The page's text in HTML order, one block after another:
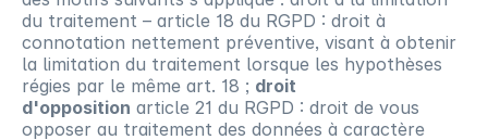
du traitement – article 18 du RGPD : droit à
connotation nettement préventive, visant à obtenir
la limitation du traitement lorsque les hypothèses
régies par le même art. 18 ; droit
d'opposition article 21 du RGPD : droit de vous
opposer au traitement des données à caractère